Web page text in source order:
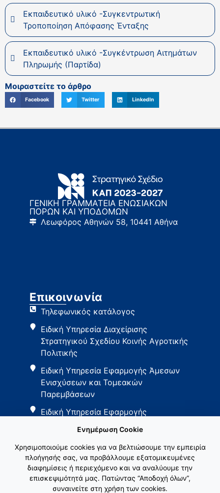
Εκπαιδευτικό υλικό -Συγκεντρωτική
Τροποποίηση Απόφασης Ένταξης
Εκπαιδευτικό υλικό -Συγκέντρωση Αιτημάτων
Πληρωμής (Παρτίδα)
Μοιραστείτε το άρθρο
Facebook Twitter LinkedIn
ΓΕΝΙΚΗ ΓΡΑΜΜΑΤΕΙΑ ΕΝΩΣΙΑΚΩΝ
ΠΟΡΩΝ ΚΑΙ ΥΠΟΔΟΜΩΝ
Λεωφόρος Αθηνών 58, 10441 Αθήνα
Επικοινωνία
Τηλεφωνικός κατάλογος
Ειδική Υπηρεσία Διαχείρισης
Στρατηγικού Σχεδίου Κοινής Αγροτικής
Πολιτικής
Ειδική Υπηρεσία Εφαρμογής Άμεσων
Ενισχύσεων και Τομεακών
Παρεμβάσεων
Ειδική Υπηρεσία Εφαρμογής
Ενημέρωση Cookie
Χρησιμοποιούμε cookies για να βελτιώσουμε την εμπειρία
πλοήγησής σας, να προβάλλουμε εξατομικευμένες
διαφημίσεις ή περιεχόμενο και να αναλύουμε την
επισκεψιμότητά μας. Πατώντας “Αποδοχή όλων”,
συναινείτε στη χρήση των cookies.